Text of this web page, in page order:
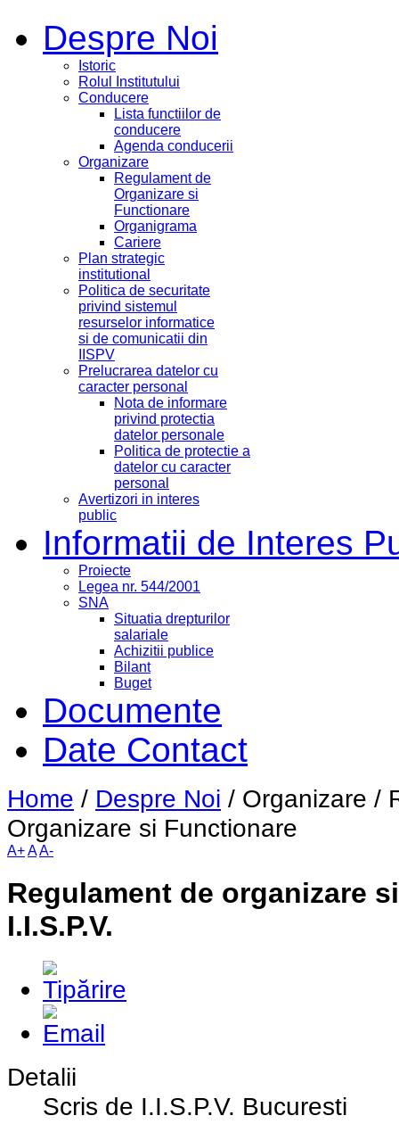
Despre Noi
Istoric
Rolul Institutului
Conducere
Lista functiilor de
conducere
Agenda conducerii
Organizare
Regulament de
Organizare si
Functionare
Organigrama
Cariere
Plan strategic
institutional
Politica de securitate
privind sistemul
resurselor informatice
si de comunicatii din
IISPV
Prelucrarea datelor cu
caracter personal
Nota de informare
privind protectia
datelor personale
Politica de protectie a
datelor cu caracter
personal
Avertizori in interes
public
Informatii de Interes
Proiecte
Legea nr. 544/2001
SNA
Situatia drepturilor
salariale
Achizitii publice
Bilant
Buget
Documente
Date Contact
Home / Despre Noi / Organizare /
Organizare si Functionare
A+AA-
Regulament de organizare
I.I.S.P.V.
Detalii
Scris de I.I.S.P.V. Bucuresti